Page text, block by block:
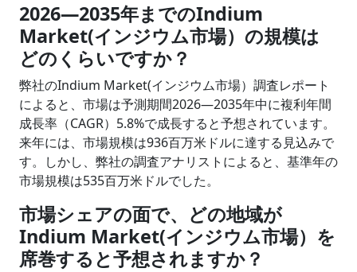
2026―2035年までのIndium
Market(インジウム市場）の規模は
どのくらいですか？
弊社のIndium Market(インジウム市場）調査レポート
によると、市場は予測期間2026―2035年中に複利年間
成長率（CAGR）5.8%で成長すると予想されています。
来年には、市場規模は936百万米ドルに達する見込みで
す。しかし、弊社の調査アナリストによると、基準年の
市場規模は535百万米ドルでした。
市場シェアの面で、どの地域が
Indium Market(インジウム市場）を
席巻すると予想されますか？